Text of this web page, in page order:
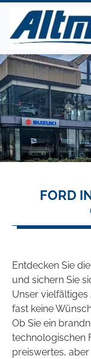
FORD
Entdecken Sie
und sichern Sie
Unser
fast keine
Ob Sie ein
technologischen
preiswertes,